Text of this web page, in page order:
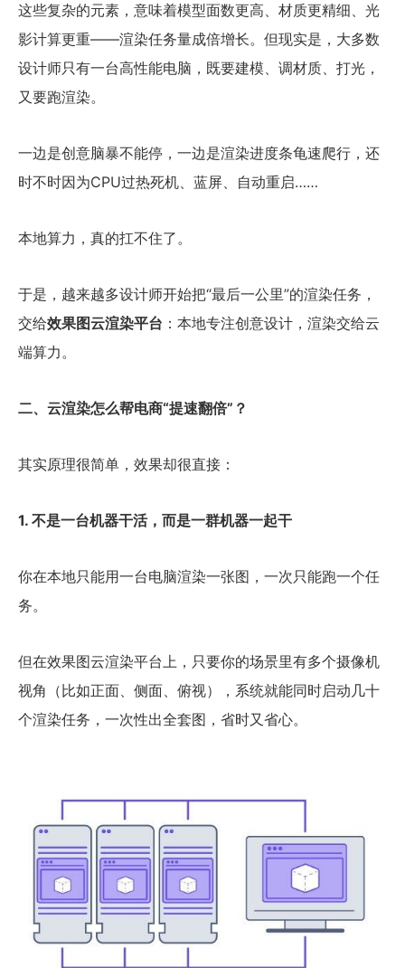
这些复杂的元素，意味着模型面数更高、材质更精细、光
影计算更重——渲染任务量成倍增长。但现实是，大多数
设计师只有一台高性能电脑，既要建模、调材质、打光，
又要跑渲染。
一边是创意脑暴不能停，一边是渲染进度条龟速爬行，还
时不时因为CPU过热死机、蓝屏、自动重启……
本地算力，真的扛不住了。
于是，越来越多设计师开始把“最后一公里”的渲染任务，
交给效果图云渲染平台 ：本地专注创意设计，渲染交给云
端算力。
二、云渲染怎么帮电商“提速翻倍”？
其实原理很简单，效果却很直接：
1. 不是一台机器干活，而是一群机器一起干
你在本地只能用一台电脑渲染一张图，一次只能跑一个任
务。
但在效果图云渲染平台上，只要你的场景里有多个摄像机
视角（比如正面、侧面、俯视），系统就能同时启动几十
个渲染任务，一次性出全套图，省时又省心。